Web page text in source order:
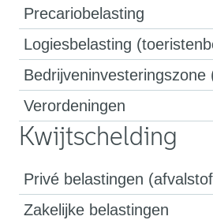
Precariobelasting
Logiesbelasting
Bedrijveninvesteringszone
Verordeningen
Kwijtschelding
Privé belastingen
Zakelijke belastingen